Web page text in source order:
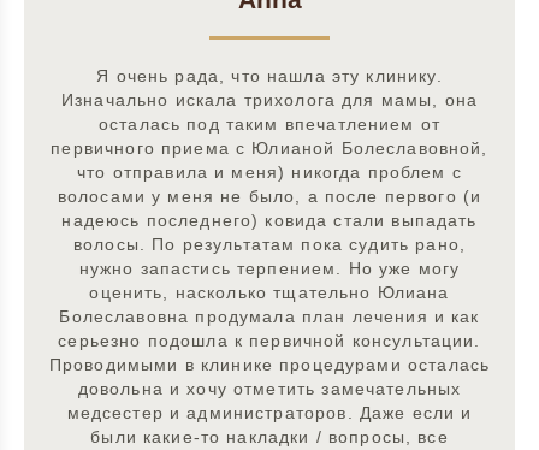
Я очень рада, что нашла эту клинику.
Изначально искала трихолога для мамы, она
осталась под таким впечатлением от
первичного приема с Юлианой Болеславовной,
что отправила и меня) никогда проблем с
волосами у меня не было, а после первого (и
надеюсь последнего) ковида стали выпадать
волосы. По результатам пока судить рано,
нужно запастись терпением. Но уже могу
оценить, насколько тщательно Юлиана
Болеславовна продумала план лечения и как
серьезно подошла к первичной консультации.
Проводимыми в клинике процедурами осталась
довольна и хочу отметить замечательных
медсестер и администраторов. Даже если и
были какие-то накладки / вопросы, все